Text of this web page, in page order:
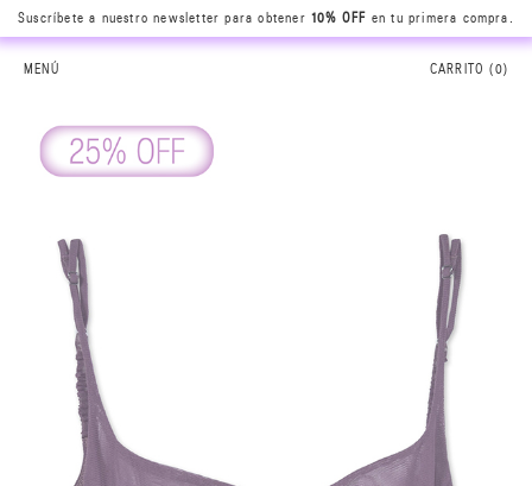
Suscríbete a nuestro newsletter para obtener10% OFF en tu primera compra.
MENÚ CARRITO (0)